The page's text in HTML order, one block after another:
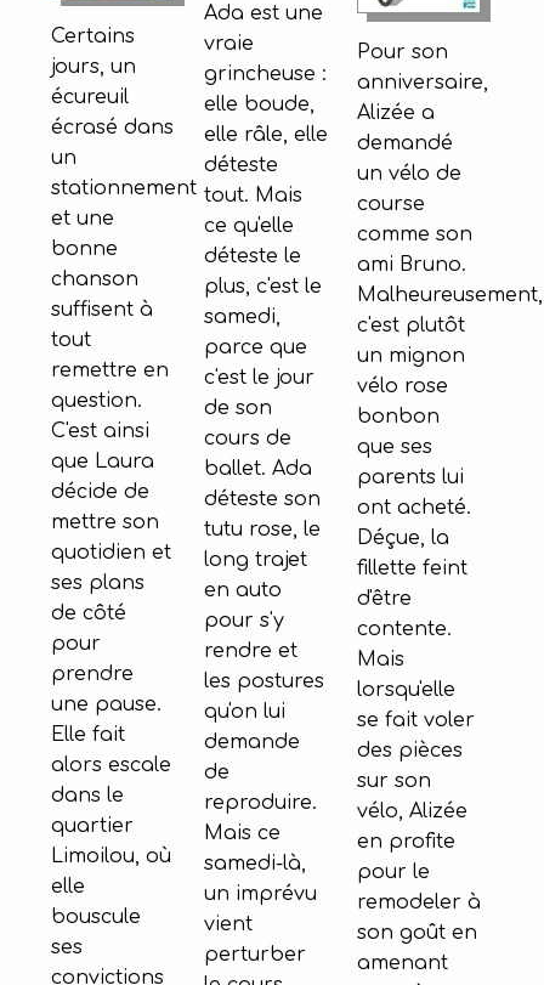
Certains
jours, un
écureuil
écrasé dans
un
stationnement
et une
bonne
chanson
suffisent à
tout
remettre en
question.
C'est ainsi
que Laura
décide de
mettre son
quotidien et
ses plans
de côté
pour
prendre
une pause.
Elle fait
alors escale
dans le
quartier
Limoilou, où
elle
bouscule
ses
convictions
Ada est une
vraie
grincheuse :
elle boude,
elle râle, elle
déteste
tout. Mais
ce qu'elle
déteste le
plus, c'est le
samedi,
parce que
c'est le jour
de son
cours de
ballet. Ada
déteste son
tutu rose, le
long trajet
en auto
pour s'y
rendre et
les postures
qu'on lui
demande
de
reproduire.
Mais ce
samedi-là,
un imprévu
vient
perturber
Pour son
anniversaire,
Alizée a
demandé
un vélo de
course
comme son
ami Bruno.
Malheureusement,
c'est plutôt
un mignon
vélo rose
bonbon
que ses
parents lui
ont acheté.
Déçue, la
fillette feint
d'être
contente.
Mais
lorsqu'elle
se fait voler
des pièces
sur son
vélo, Alizée
en profite
pour le
remodeler à
son goût en
amenant